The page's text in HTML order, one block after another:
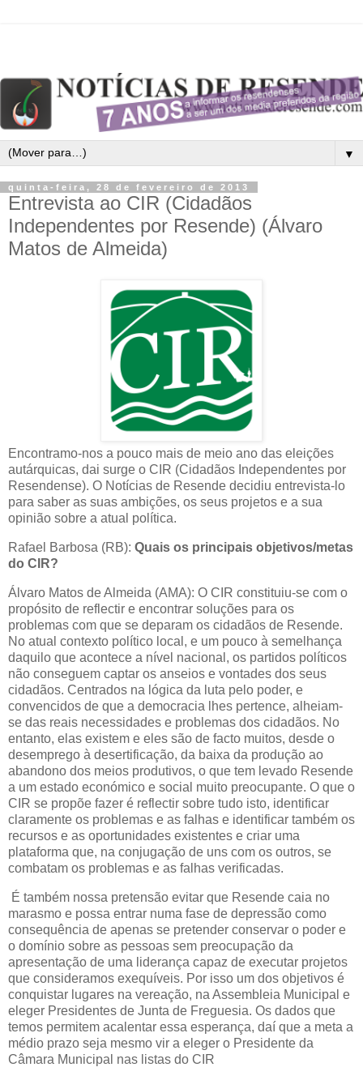
▼
quinta-feira, 28 de fevereiro de 2013
Entrevista ao CIR (Cidadãos
Independentes por Resende) (Álvaro
Matos de Almeida)
Encontramo-nos a pouco mais de meio ano das eleições
autárquicas, dai surge o CIR (Cidadãos Independentes por
Resendense). O Notícias de Resende decidiu entrevista-lo
para saber as suas ambições, os seus projetos e a sua
opinião sobre a atual política.
Rafael Barbosa (RB): Quais os principais objetivos/metas
do CIR?
Álvaro Matos de Almeida (AMA): O CIR constituiu-se com o
propósito de reflectir e encontrar soluções para os
problemas com que se deparam os cidadãos de Resende.
No atual contexto político local, e um pouco à semelhança
daquilo que acontece a nível nacional, os partidos políticos
não conseguem captar os anseios e vontades dos seus
cidadãos. Centrados na lógica da luta pelo poder, e
convencidos de que a democracia lhes pertence, alheiam-
se das reais necessidades e problemas dos cidadãos. No
entanto, elas existem e eles são de facto muitos, desde o
desemprego à desertificação, da baixa da produção ao
abandono dos meios produtivos, o que tem levado Resende
a um estado económico e social muito preocupante. O que o
CIR se propõe fazer é reflectir sobre tudo isto, identificar
claramente os problemas e as falhas e identificar também os
recursos e as oportunidades existentes e criar uma
plataforma que, na conjugação de uns com os outros, se
combatam os problemas e as falhas verificadas.
É também nossa pretensão evitar que Resende caia no
marasmo e possa entrar numa fase de depressão como
consequência de apenas se pretender conservar o poder e
o domínio sobre as pessoas sem preocupação da
apresentação de uma liderança capaz de executar projetos
que consideramos exequíveis. Por isso um dos objetivos é
conquistar lugares na vereação, na Assembleia Municipal e
eleger Presidentes de Junta de Freguesia. Os dados que
temos permitem acalentar essa esperança, daí que a meta a
médio prazo seja mesmo vir a eleger o Presidente da
Câmara Municipal nas listas do CIR